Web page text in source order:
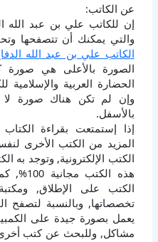
عن الكاتب:
إن للكاتب علي بن عبد الله
والتي يمكنك أن تتصفحها
الكاتب علي بن عبد الله
الصورة بالأعلى هي صورة
الحضارة العربية
وإن لم تكن هناك صورة
بالأسفل.
إذا إستمتعت بقراءة
المزيد من الكتب الأخرى
الكتب الإلكترونية, وتوجد به
هذه
الكتب على الإطلاق,
يعمل بصورة جيدة على
مشاكل, وللبحث عن كتب أخرى